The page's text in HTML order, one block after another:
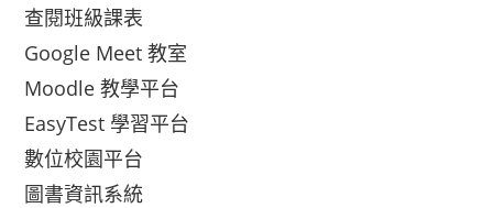
查閱班級課表
Google Meet 教室
Moodle 教學平台
EasyTest 學習平台
數位校園平台
圖書資訊系統